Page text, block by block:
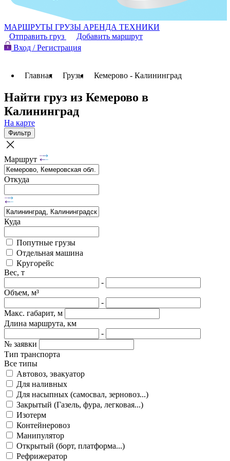
МАРШРУТЫ ГРУЗЫ АРЕНДА ТЕХНИКИ
Отправить груз
Добавить маршрут
Вход / Регистрация
Главная Грузы Кемерово - Калининград
Найти груз из Кемерово в
Калининград
На карте
Фильтр
Маршрут
Откуда
Куда
Попутные грузы
Отдельная машина
Кругорейс
Вес, т
-
Объем, м³
-
Макс. габарит, м
Длина маршрута, км
-
№ заявки
Тип транспорта
Все типы
Автовоз, эвакуатор
Для наливных
Для насыпных (самосвал, зерновоз...)
Закрытый (Газель, фура, легковая...)
Изотерм
Контейнеровоз
Манипулятор
Открытый (борт, платформа...)
Рефрижератор